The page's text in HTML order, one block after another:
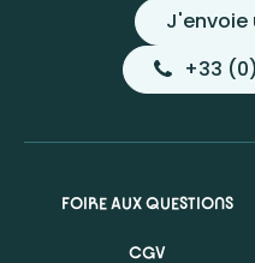
J'envoie
+33
CGV
FOIRE AUX QUESTIONS